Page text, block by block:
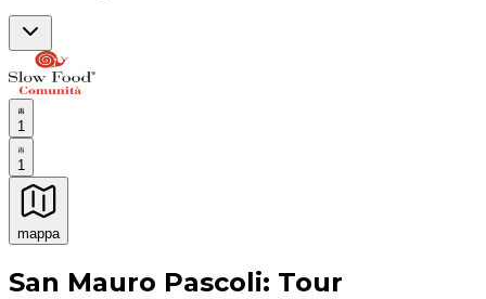
1
1
mappa
Esperienze culinarie indimenticabili: Esperienze
San Mauro Pascoli: Tour